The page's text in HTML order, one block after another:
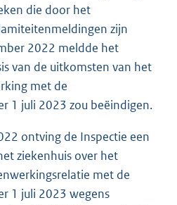
die door het
zijn
2022 meldde het
van de uitkomsten van het
met de
1 juli 2023 zou beëindigen.
ontving de Inspectie een
ziekenhuis over het
met de
1 juli 2023 wegens